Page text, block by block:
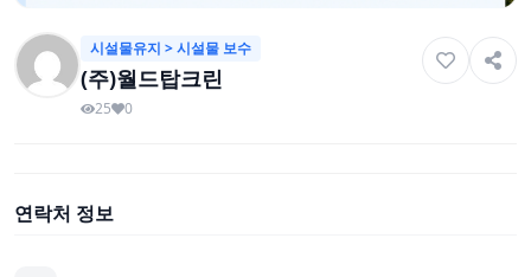
시설물유지 > 시설물 보수
(주)월드탑크린
25 0
연락처 정보